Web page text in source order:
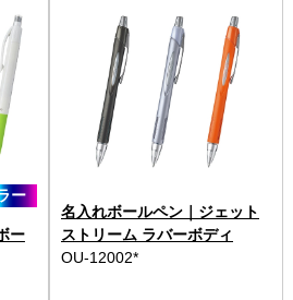
ー
ー
名入れボールペン｜ジェット
ストリーム ラバーボディ
OU-12002*